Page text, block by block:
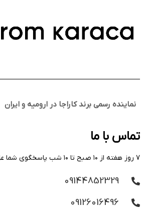
نماینده رسمی برند کاراجا در ارومیه و ایران
تماس با ما
۷ روز هفته از ۱۰ صبح تا ۱۰ شب پاسخگوی شما عزیزان هستیم
09144852329
09126016496